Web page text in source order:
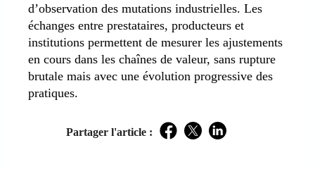
d’observation des mutations industrielles. Les
échanges entre prestataires, producteurs et
institutions permettent de mesurer les ajustements
en cours dans les chaînes de valeur, sans rupture
brutale mais avec une évolution progressive des
pratiques.
Partager l'article : Facebook
TwitterLinkedIn